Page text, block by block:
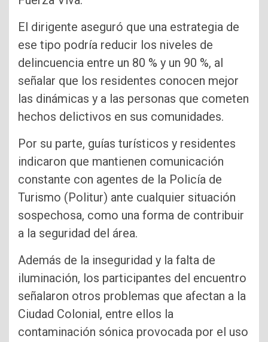
El dirigente aseguró que una estrategia de
ese tipo podría reducir los niveles de
delincuencia entre un 80 % y un 90 %, al
señalar que los residentes conocen mejor
las dinámicas y a las personas que cometen
hechos delictivos en sus comunidades.
Por su parte, guías turísticos y residentes
indicaron que mantienen comunicación
constante con agentes de la Policía de
Turismo (Politur) ante cualquier situación
sospechosa, como una forma de contribuir
a la seguridad del área.
Además de la inseguridad y la falta de
iluminación, los participantes del encuentro
señalaron otros problemas que afectan a la
Ciudad Colonial, entre ellos la
contaminación sónica provocada por el uso